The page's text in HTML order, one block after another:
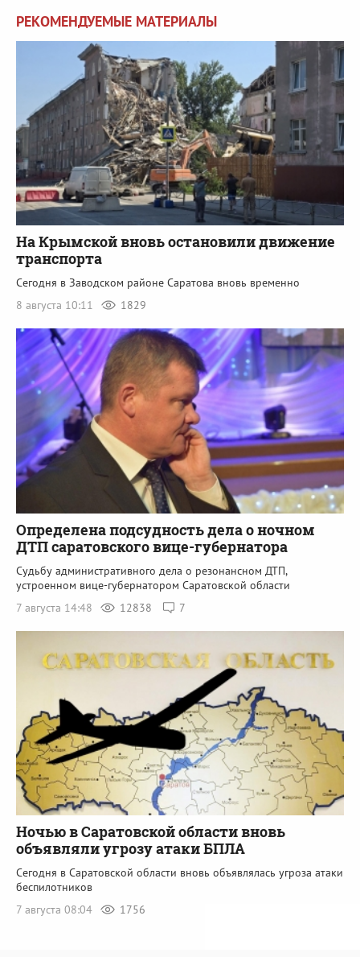
РЕКОМЕНДУЕМЫЕ МАТЕРИАЛЫ
На Крымской вновь остановили движение
транспорта
Сегодня в Заводском районе Саратова вновь временно
8 августа 10:11
1829
Определена подсудность дела о ночном
ДТП саратовского вице-губернатора
Судьбу административного дела о резонансном ДТП,
устроенном вице-губернатором Саратовской области
7 августа 14:48
12838 7
Ночью в Саратовской области вновь
объявляли угрозу атаки БПЛА
Сегодня в Саратовской области вновь объявлялась угроза атаки
беспилотников
7 августа 08:04
1756